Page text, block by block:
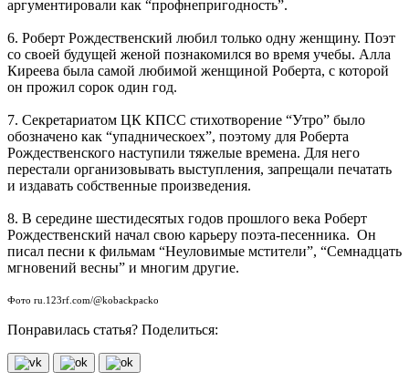
аргументировали как “профнепригодность”.
6. Роберт Рождественский любил только одну женщину. Поэт
со своей будущей женой познакомился во время учебы. Алла
Киреева была самой любимой женщиной Роберта, с которой
он прожил сорок один год.
7. Секретариатом ЦК КПСС стихотворение “Утро” было
обозначено как “упадническоех”, поэтому для Роберта
Рождественского наступили тяжелые времена. Для него
перестали организовывать выступления, запрещали печатать
и издавать собственные произведения.
8. В середине шестидесятых годов прошлого века Роберт
Рождественский начал свою карьеру поэта-песенника. Он
писал песни к фильмам “Неуловимые мстители”, “Семнадцать
мгновений весны” и многим другие.
Фото ru.123rf.com/@kobackpacko
Понравилась статья? Поделиться: